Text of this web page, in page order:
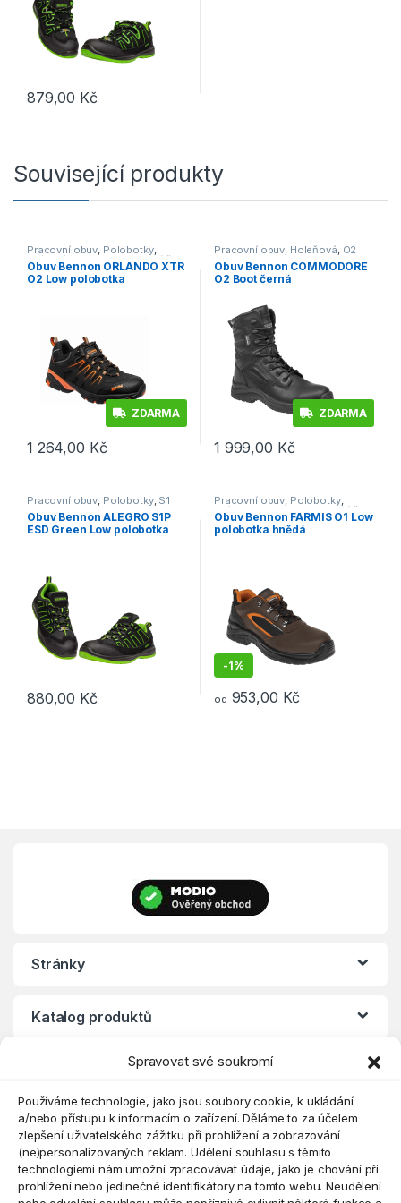
Spravovat své soukromí
Používáme technologie, jako jsou soubory cookie, k ukládání
a/nebo přístupu k informacím o zařízení. Děláme to za účelem
zlepšení uživatelského zážitku při prohlížení a zobrazování
(ne)personalizovaných reklam. Udělení souhlasu s těmito
technologiemi nám umožní zpracovávat údaje, jako je chování při
prohlížení nebo jedinečné identifikátory na tomto webu. Neudělení
879,00 Kč
Tento produkt má více variant. Možnosti lze vybrat na stránce
Související produkty
Pracovní obuv, Polobotky,
O1/O1P/O2 Outdoor a volný čas
Obuv Bennon ORLANDO XTR
O2 Low polobotka
ZDARMA
1 264,00 Kč
Tento produkt má více variant. Možnosti lze vybrat na stránce
Pracovní obuv, Holeňová, O2
Obuv Bennon COMMODORE
O2 Boot černá
ZDARMA
1 999,00 Kč
Tento produkt má více
Pracovní obuv, Polobotky, S1
Obuv Bennon ALEGRO S1P
ESD Green Low polobotka
880,00 Kč
Tento produkt má více variant. Možnosti lze vybrat na stránce
Pracovní obuv, Polobotky,
O1/O1P/O2 Outdoor a volný čas
Obuv
Obuv Bennon FARMIS O1 Low
polobotka hnědá
-1%
od 953,00 Kč
Stránky
Katalog produktů